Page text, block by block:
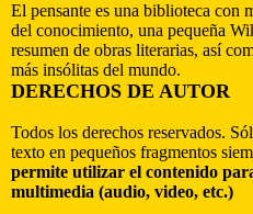
El pensante es una biblioteca con
del conocimiento, una pequeña
resumen de obras literarias, así
más insólitas del mundo.
DERECHOS DE AUTOR
Todos los derechos reservados.
texto en pequeños fragmentos
permite utilizar el contenido
multimedia (audio, video, etc.)